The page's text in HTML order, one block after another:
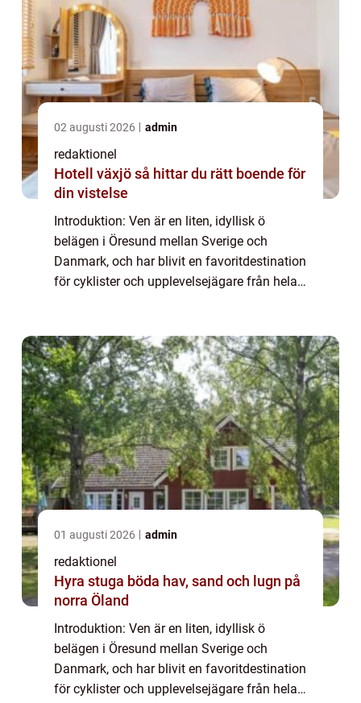
02 augusti 2026 admin
redaktionel
Hotell växjö så hittar du rätt boende för
din vistelse
Introduktion: Ven är en liten, idyllisk ö
belägen i Öresund mellan Sverige och
Danmark, och har blivit en favoritdestination
för cyklister och upplevelsejägare från hela
01 augusti 2026 admin
redaktionel
Hyra stuga böda hav, sand och lugn på
norra Öland
Introduktion: Ven är en liten, idyllisk ö
belägen i Öresund mellan Sverige och
Danmark, och har blivit en favoritdestination
för cyklister och upplevelsejägare från hela